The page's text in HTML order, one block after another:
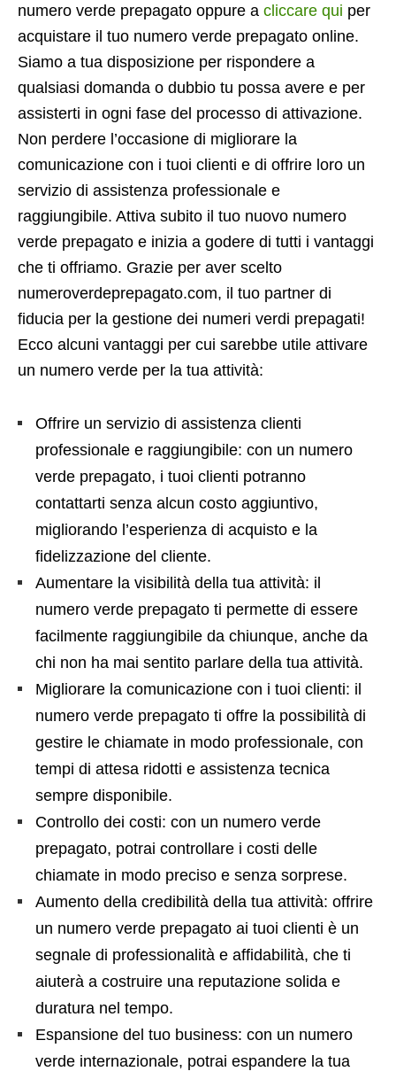
numero verde prepagato oppure a cliccare qui per
acquistare il tuo numero verde prepagato online.
Siamo a tua disposizione per rispondere a
qualsiasi domanda o dubbio tu possa avere e per
assisterti in ogni fase del processo di attivazione.
Non perdere l’occasione di migliorare la
comunicazione con i tuoi clienti e di offrire loro un
servizio di assistenza professionale e
raggiungibile. Attiva subito il tuo nuovo numero
verde prepagato e inizia a godere di tutti i vantaggi
che ti offriamo. Grazie per aver scelto
numeroverdeprepagato.com, il tuo partner di
fiducia per la gestione dei numeri verdi prepagati!
Ecco alcuni vantaggi per cui sarebbe utile attivare
un numero verde per la tua attività:
Offrire un servizio di assistenza clienti
professionale e raggiungibile: con un numero
verde prepagato, i tuoi clienti potranno
contattarti senza alcun costo aggiuntivo,
migliorando l’esperienza di acquisto e la
fidelizzazione del cliente.
Aumentare la visibilità della tua attività: il
numero verde prepagato ti permette di essere
facilmente raggiungibile da chiunque, anche da
chi non ha mai sentito parlare della tua attività.
Migliorare la comunicazione con i tuoi clienti: il
numero verde prepagato ti offre la possibilità di
gestire le chiamate in modo professionale, con
tempi di attesa ridotti e assistenza tecnica
sempre disponibile.
Controllo dei costi: con un numero verde
prepagato, potrai controllare i costi delle
chiamate in modo preciso e senza sorprese.
Aumento della credibilità della tua attività: offrire
un numero verde prepagato ai tuoi clienti è un
segnale di professionalità e affidabilità, che ti
aiuterà a costruire una reputazione solida e
duratura nel tempo.
Espansione del tuo business: con un numero
verde internazionale, potrai espandere la tua